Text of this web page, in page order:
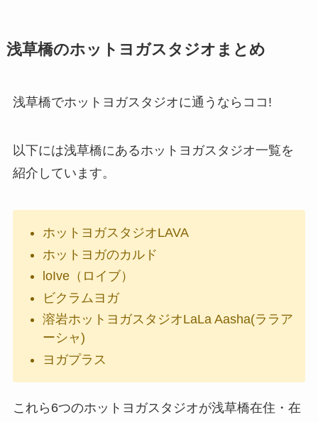
浅草橋のホットヨガスタジオまとめ
浅草橋でホットヨガスタジオに通うならココ!
以下には浅草橋にあるホットヨガスタジオ一覧を
紹介しています。
ホットヨガスタジオLAVA
ホットヨガのカルド
loIve（ロイブ）
ビクラムヨガ
溶岩ホットヨガスタジオLaLa Aasha(ララア
ーシャ)
ヨガプラス
これら6つのホットヨガスタジオが浅草橋在住・在